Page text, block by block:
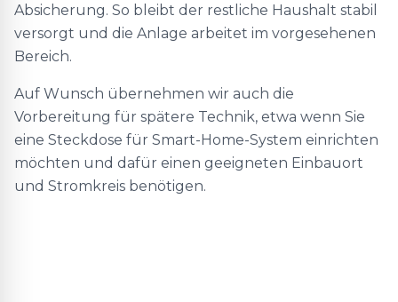
Absicherung. So bleibt der restliche Haushalt stabil
versorgt und die Anlage arbeitet im vorgesehenen
Bereich.
Auf Wunsch übernehmen wir auch die
Vorbereitung für spätere Technik, etwa wenn Sie
eine Steckdose für Smart-Home-System einrichten
möchten und dafür einen geeigneten Einbauort
und Stromkreis benötigen.